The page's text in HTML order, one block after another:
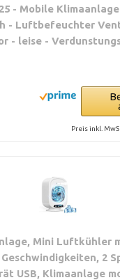
- Mobile
- Luftbefeuchter
- leise -
Preis inkl.
Mini Luftkühler
2
USB, Klimaanlage